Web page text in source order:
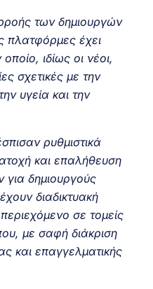
των δημιουργών
πλατφόρμες έχει
ιδίως οι νέοι,
σχετικές με την
υγεία και την
ρυθμιστικά
και επαλήθευση
δημιουργούς
διαδικτυακή
σε τομείς
με σαφή διάκριση
και επαγγελματικής